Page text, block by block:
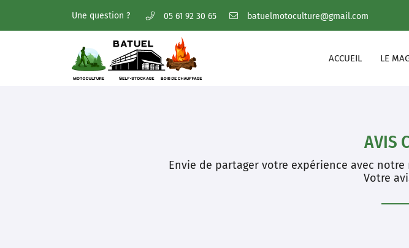
Une question ? 05 61 92 30 65
ACCUEIL LE
5 bis Imp. Densus,
31270 Villeneuve-Tolosane
05 61 92 30 65
AVIS
Envie de partager votre expérience avec
Votre